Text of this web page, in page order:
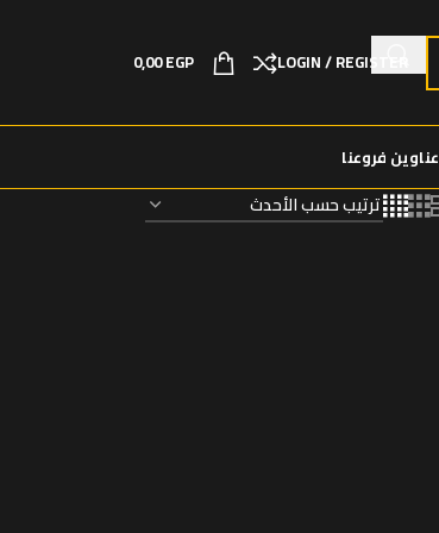
LOGIN / REGISTER
0,00EGP
عناوين فروعنا